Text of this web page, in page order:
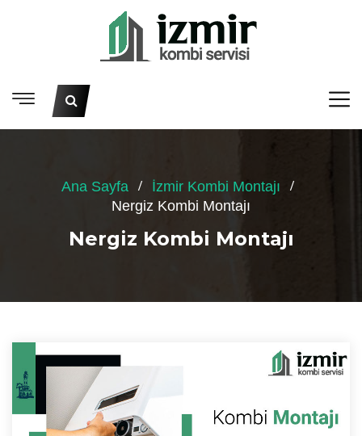
Ana Sayfa
İzmir Kombi Montajı
Nergiz Kombi Montajı
Nergiz Kombi Montajı